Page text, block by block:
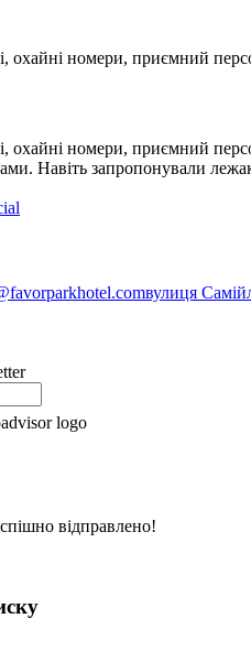
охайні номери, приємний
охайні номери, приємний
Навіть запропонували
вулиця
відправлено!